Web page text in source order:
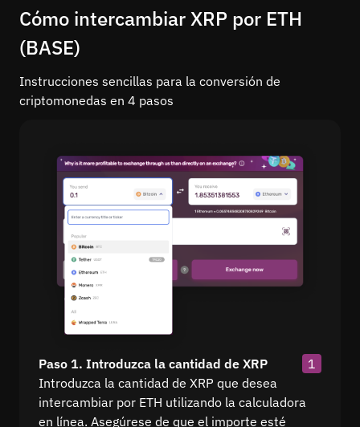
Cómo intercambiar XRP por ETH
(BASE)
Instrucciones sencillas para la conversión de
criptomonedas en 4 pasos
Paso 1. Introduzca la cantidad de XRP
1
Introduzca la cantidad de XRP que desea
intercambiar por ETH utilizando la calculadora
en línea. Asegúrese de que el importe esté